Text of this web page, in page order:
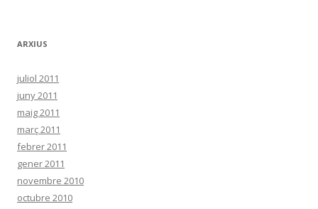
ARXIUS
juliol 2011
juny 2011
maig 2011
març 2011
febrer 2011
gener 2011
novembre 2010
octubre 2010